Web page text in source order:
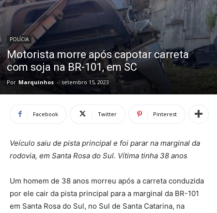
POLÍCIA
Motorista morre após capotar carreta
com soja na BR-101, em SC
Por Marquinhos - setembro 15, 2023
Facebook Twitter Pinterest
Veículo saiu de pista principal e foi parar na marginal da
rodovia, em Santa Rosa do Sul. Vítima tinha 38 anos
Um homem de 38 anos morreu após a carreta conduzida
por ele cair da pista principal para a marginal da BR-101
em Santa Rosa do Sul, no Sul de Santa Catarina, na